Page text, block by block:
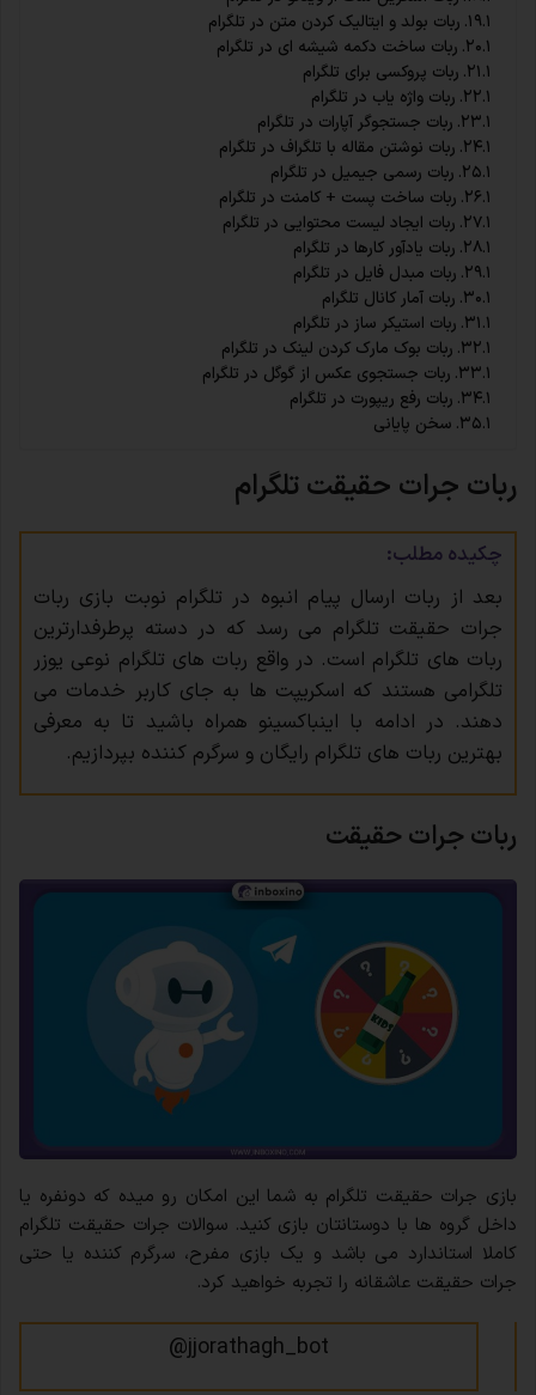
ربات بولد و ایتالیک کردن متن در تلگرام
ربات ساخت دکمه شیشه ای در تلگرام
ربات پروکسی برای تلگرام
ربات واژه یاب در تلگرام
ربات جستجوگر آپارات در تلگرام
ربات نوشتن مقاله با تلگراف در تلگرام
ربات رسمی جیمیل در تلگرام
ربات ساخت پست + کامنت در تلگرام
ربات ایجاد لیست محتوایی در تلگرام
ربات یادآور کارها در تلگرام
ربات مبدل فایل در تلگرام
ربات آمار کانال تلگرام
ربات استیکر ساز در تلگرام
ربات بوک مارک کردن لینک در تلگرام
ربات جستجوی عکس از گوگل در تلگرام
ربات رفع ریپورت در تلگرام
سخن پایانی
ربات جرات حقیقت تلگرام
چکیده مطلب:
بعد از ربات ارسال پیام انبوه در تلگرام نوبت بازی ربات
جرات حقیقت تلگرام می رسد که در دسته پرطرفدارترین
ربات های تلگرام است. در واقع ربات های تلگرام نوعی یوزر
تلگرامی هستند که اسکریپت ها به جای کاربر خدمات می
دهند. در ادامه با اینباکسینو همراه باشید تا به معرفی
بهترین ربات های تلگرام رایگان و سرگرم کننده بپردازیم.
ربات جرات حقیقت
بازی جرات حقیقت تلگرام به شما این امکان رو میده که دونفره یا
داخل گروه ها با دوستانتان بازی کنید. سوالات جرات حقیقت تلگرام
کاملا استاندارد می باشد و یک بازی مفرح، سرگرم کننده یا حتی
جرات حقیقت عاشقانه را تجربه خواهید کرد.
jjorathagh_bot@